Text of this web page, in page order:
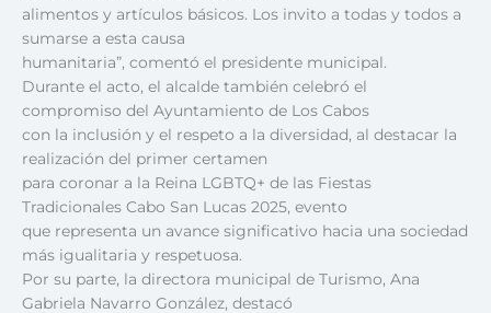
alimentos y artículos básicos. Los invito a todas y todos a
sumarse a esta causa
humanitaria”, comentó el presidente municipal.
Durante el acto, el alcalde también celebró el
compromiso del Ayuntamiento de Los Cabos
con la inclusión y el respeto a la diversidad, al destacar la
realización del primer certamen
para coronar a la Reina LGBTQ+ de las Fiestas
Tradicionales Cabo San Lucas 2025, evento
que representa un avance significativo hacia una sociedad
más igualitaria y respetuosa.
Por su parte, la directora municipal de Turismo, Ana
Gabriela Navarro González, destacó